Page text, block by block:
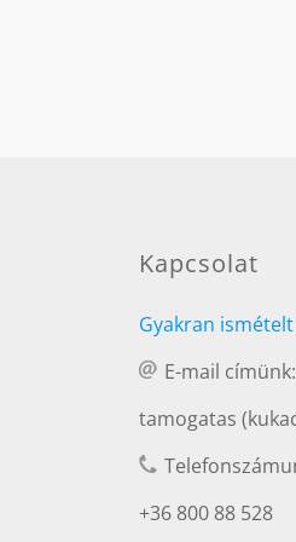
Kapcsolat
Gyakran
E-mail címünk:
tamogatas
+36 800 88 528